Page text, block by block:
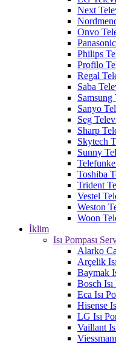
Next
Onvo
Philips
Profilo
Regal
Saba
Sanyo
Seg
Sharp
Skytech
Sunny
Toshiba
Trident
Vestel
Weston
Woon
İklim
Isı Pompası
Alarko
Arçelik
Baymak
Bosch Isı
Eca Isı
Hisense
LG Isı
Vaillant